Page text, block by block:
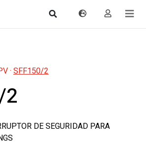
· SFF150/2
2
DE SEGURIDAD PARA